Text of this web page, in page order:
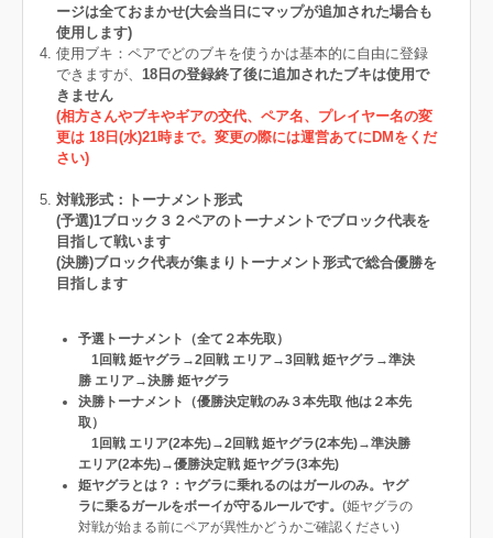
ージは全ておまかせ(大会当日にマップが追加された場合も
使用します)
使用ブキ：ペアでどのブキを使うかは基本的に自由に登録
できますが、 18日の登録終了後に追加されたブキは使用で
きません
(相方さんやブキやギアの交代、ペア名、プレイヤー名の変
更は 18日(水)21時まで。変更の際には運営あてにDMをくだ
さい)
対戦形式：トーナメント形式
(予選)1ブロック３２ペアのトーナメントでブロック代表を
目指して戦います
(決勝)ブロック代表が集まりトーナメント形式で総合優勝を
目指します
予選トーナメント（全て２本先取）
1回戦 姫ヤグラ→2回戦 エリア→3回戦 姫ヤグラ→準決
勝 エリア→決勝 姫ヤグラ
決勝トーナメント​（優勝決定戦のみ３本先取 他は２本先
取）
1回戦 エリア(2本先)→2回戦 姫ヤグラ(2本先)→準決勝
エリア(2本先)→優勝決定戦 姫ヤグラ(3本先)
姫ヤグラとは？：ヤグラに乗れるのはガールのみ。ヤグ
ラに乗るガールをボーイが守るルールです。 (姫ヤグラの
対戦が始まる前にペアが異性かどうかご確認ください)